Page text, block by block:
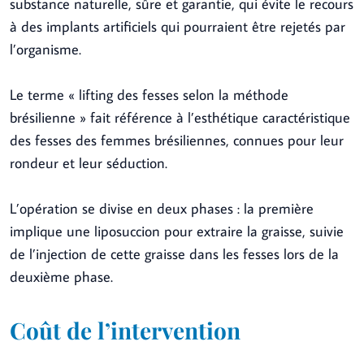
à des implants artificiels qui pourraient être rejetés par
l’organisme.
Le terme « lifting des fesses selon la méthode
brésilienne » fait référence à l’esthétique caractéristique
des fesses des femmes brésiliennes, connues pour leur
rondeur et leur séduction.
L’opération se divise en deux phases : la première
implique une liposuccion pour extraire la graisse, suivie
de l’injection de cette graisse dans les fesses lors de la
deuxième phase.
Coût de l’intervention